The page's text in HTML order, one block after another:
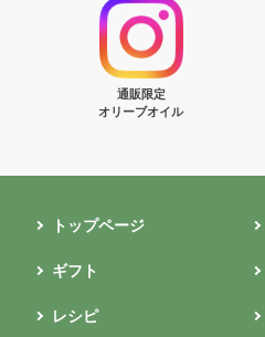
通販限定
オリーブオイル
トップページ
ギフト
レシピ